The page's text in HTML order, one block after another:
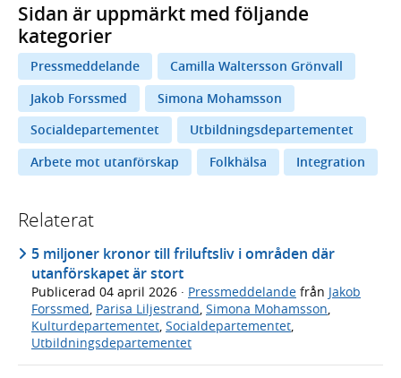
Sidan är uppmärkt med följande
kategorier
Pressmeddelande
Camilla Waltersson Grönvall
Jakob Forssmed
Simona Mohamsson
Socialdepartementet
Utbildningsdepartementet
Arbete mot utanförskap
Folkhälsa Integration
Relaterat
5 miljoner kronor till friluftsliv i områden där
utanförskapet är stort
Publicerad 04 april 2026 · Pressmeddelande från Jakob
Forssmed, Parisa Liljestrand, Simona Mohamsson,
Kulturdepartementet, Socialdepartementet,
Utbildningsdepartementet